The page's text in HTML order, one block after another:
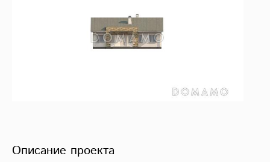
Описание проекта